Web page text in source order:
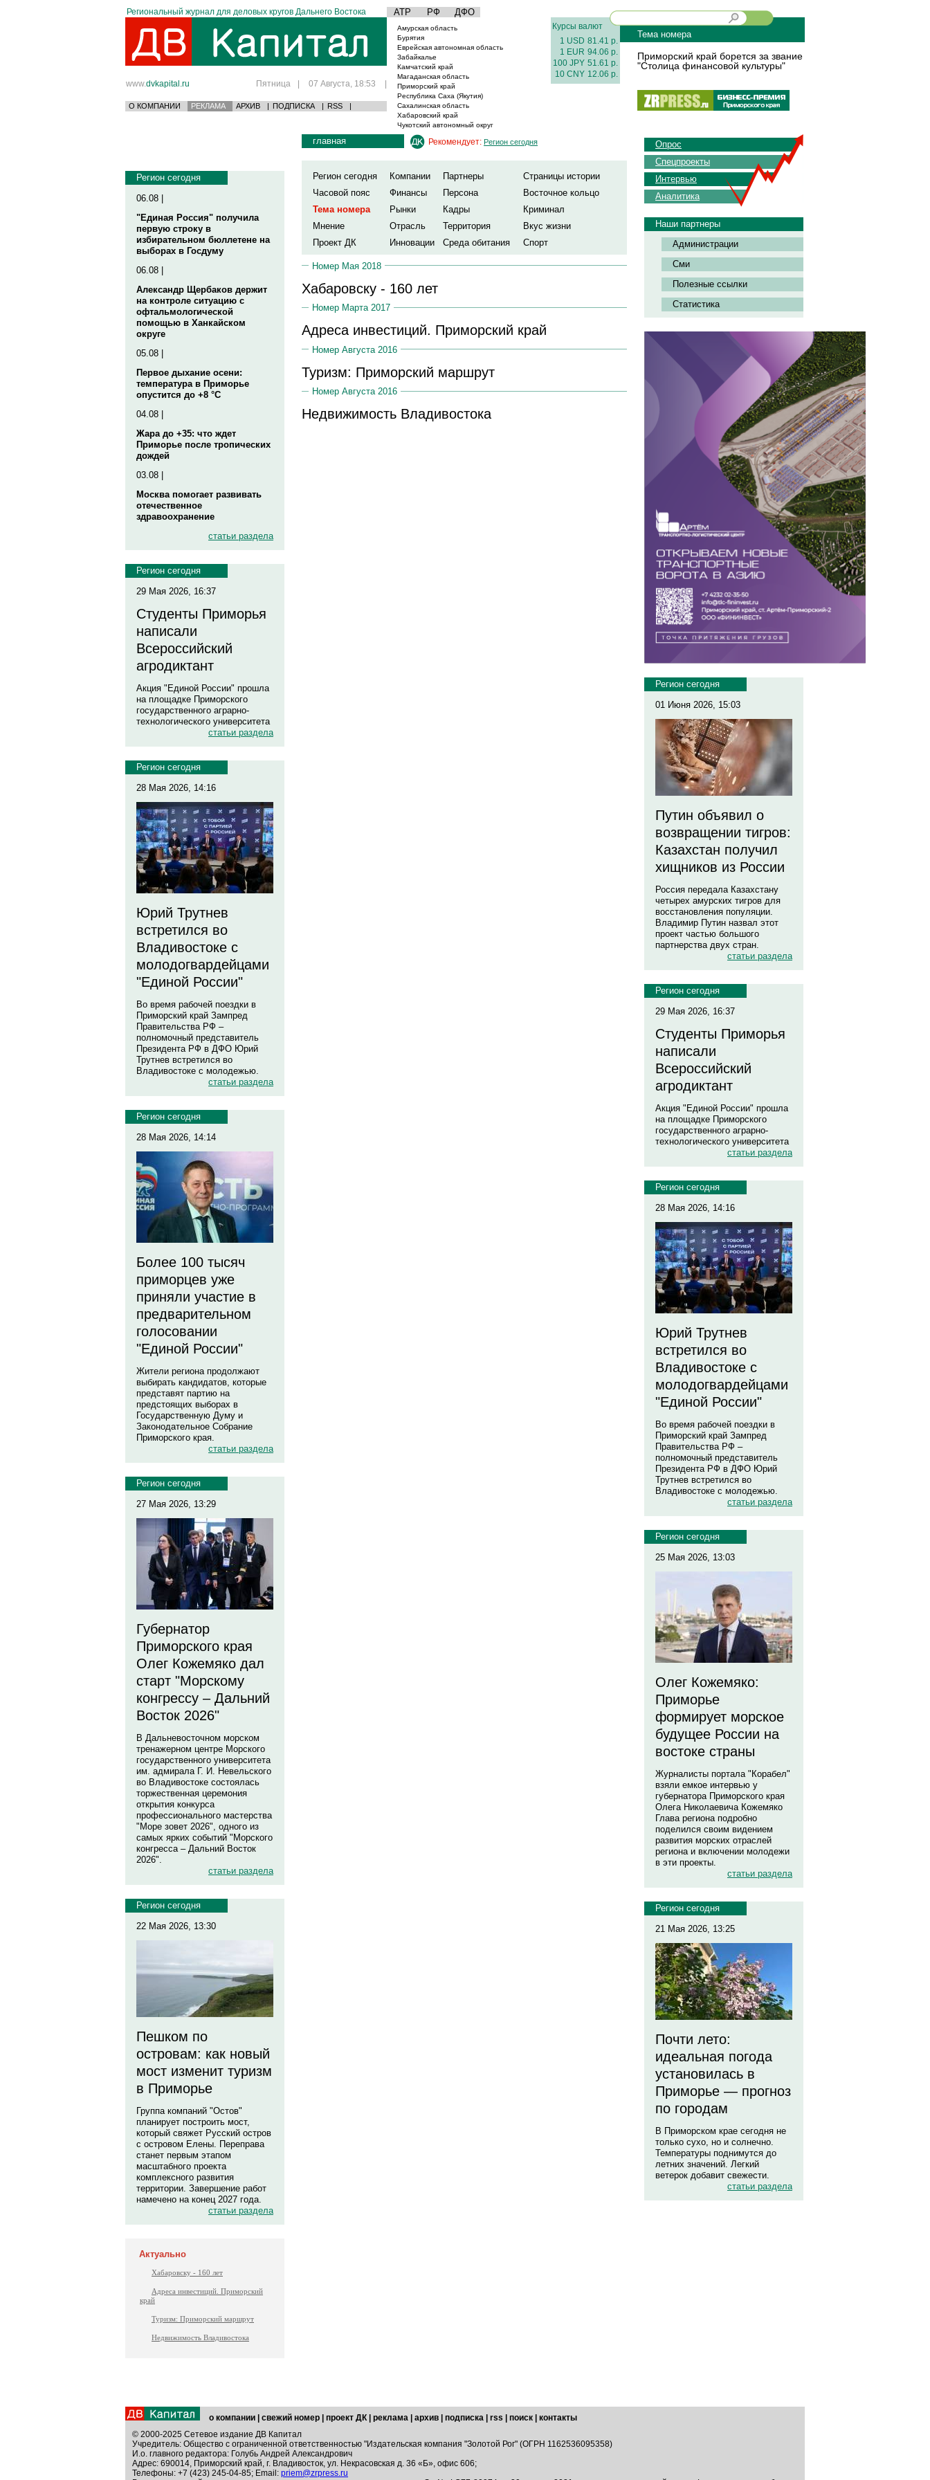
Региональный журнал для деловых кругов Дальнего Востока АТР РФ ДФО
www.dvkapital.ru Пятница | 07 Августа, 18:53 |
О КОМПАНИИ РЕКЛАМА АРХИВ | ПОДПИСКА | RSS |
Амурская область
Бурятия
Еврейская автономная область
Забайкалье
Камчатский край
Магаданская область
Приморский край
Республика Саха (Якутия)
Сахалинская область
Хабаровский край
Чукотский автономный округ
Курсы валют
1 USD 81.41 р.
1 EUR 94.06 р.
100 JPY 51.61 р.
10 CNY 12.06 р.
Тема номера
Приморский край борется за звание
"Столица финансовой культуры"
Регион сегодня
06.08 |
"Единая Россия" получила
первую строку в
избирательном бюллетене на
выборах в Госдуму
06.08 |
Александр Щербаков держит
на контроле ситуацию с
офтальмологической
помощью в Ханкайском
округе
05.08 |
Первое дыхание осени:
температура в Приморье
опустится до +8 °C
04.08 |
Жара до +35: что ждет
Приморье после тропических
дождей
03.08 |
Москва помогает развивать
отечественное
здравоохранение
статьи раздела
Регион сегодня
29 Мая 2026, 16:37
Студенты Приморья
написали
Всероссийский
агродиктант
Акция "Единой России" прошла
на площадке Приморского
государственного аграрно-
технологического университета
статьи раздела
Регион сегодня
28 Мая 2026, 14:16
Юрий Трутнев
встретился во
Владивостоке с
молодогвардейцами
"Единой России"
Во время рабочей поездки в
Приморский край Зампред
Правительства РФ –
полномочный представитель
Президента РФ в ДФО Юрий
Трутнев встретился во
Владивостоке с молодежью.
статьи раздела
Регион сегодня
28 Мая 2026, 14:14
Более 100 тысяч
приморцев уже
приняли участие в
предварительном
голосовании
"Единой России"
Жители региона продолжают
выбирать кандидатов, которые
представят партию на
предстоящих выборах в
Государственную Думу и
Законодательное Собрание
Приморского края.
статьи раздела
Регион сегодня
27 Мая 2026, 13:29
Губернатор
Приморского края
Олег Кожемяко дал
старт "Морскому
конгрессу – Дальний
Восток 2026"
В Дальневосточном морском
тренажерном центре Морского
государственного университета
им. адмирала Г. И. Невельского
во Владивостоке состоялась
торжественная церемония
открытия конкурса
профессионального мастерства
"Море зовет 2026", одного из
самых ярких событий "Морского
конгресса – Дальний Восток
2026".
статьи раздела
Регион сегодня
22 Мая 2026, 13:30
Пешком по
островам: как новый
мост изменит туризм
в Приморье
Группа компаний "Остов"
планирует построить мост,
который свяжет Русский остров
с островом Елены. Переправа
станет первым этапом
масштабного проекта
комплексного развития
территории. Завершение работ
намечено на конец 2027 года.
статьи раздела
Актуально
Хабаровску - 160 лет
Адреса инвестиций. Приморский
край
Туризм: Приморский маршрут
Недвижимость Владивостока
главная Рекомендует: Регион сегодня
Регион сегодня Компании Партнеры
Страницы истории
Часовой пояс
Финансы Персона
Восточное кольцо
Тема номера
Рынки Кадры
Криминал
Мнение
Отрасль Территория
Вкус жизни
Проект ДК
Инновации Среда обитания Спорт
Номер Мая 2018
Хабаровску - 160 лет
Номер Марта 2017
Адреса инвестиций. Приморский край
Номер Августа 2016
Туризм: Приморский маршрут
Номер Августа 2016
Недвижимость Владивостока
Опрос
Спецпроекты
Интервью
Аналитика
Наши партнеры
Администрации
Сми
Полезные ссылки
Статистика
Регион сегодня
01 Июня 2026, 15:03
Путин объявил о
возвращении тигров:
Казахстан получил
хищников из России
Россия передала Казахстану
четырех амурских тигров для
восстановления популяции.
Владимир Путин назвал этот
проект частью большого
партнерства двух стран.
статьи раздела
Регион сегодня
29 Мая 2026, 16:37
Студенты Приморья
написали
Всероссийский
агродиктант
Акция "Единой России" прошла
на площадке Приморского
государственного аграрно-
технологического университета
статьи раздела
Регион сегодня
28 Мая 2026, 14:16
Юрий Трутнев
встретился во
Владивостоке с
молодогвардейцами
"Единой России"
Во время рабочей поездки в
Приморский край Зампред
Правительства РФ –
полномочный представитель
Президента РФ в ДФО Юрий
Трутнев встретился во
Владивостоке с молодежью.
статьи раздела
Регион сегодня
25 Мая 2026, 13:03
Олег Кожемяко:
Приморье
формирует морское
будущее России на
востоке страны
Журналисты портала "Корабел"
взяли емкое интервью у
губернатора Приморского края
Олега Николаевича Кожемяко
Глава региона подробно
поделился своим видением
развития морских отраслей
региона и включении молодежи
в эти проекты.
статьи раздела
Регион сегодня
21 Мая 2026, 13:25
Почти лето:
идеальная погода
установилась в
Приморье — прогноз
по городам
В Приморском крае сегодня не
только сухо, но и солнечно.
Температуры поднимутся до
летних значений. Легкий
ветерок добавит свежести.
статьи раздела
о компании свежий номер проект ДК реклама архив подписка rss поиск
контакты
© 2000-2025 Сетевое издание ДВ Капитал
Учредитель: Общество с ограниченной ответственностью "Издательская компания "Золотой Рог" (ОГРН 1162536095358)
И.о. главного редактора: Голубь Андрей Александрович
Адрес: 690014, Приморский край, г. Владивосток, ул. Некрасовская д. 36 «Б», офис 606;
Телефоны: +7 (423) 245-04-85; Email: priem@zrpress.ru